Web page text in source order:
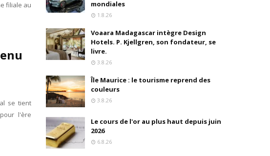
studios africains
joue sa partition
plus encadrés
comme levier stratégique
nouvelles priorités
poussent leurs pions
filiale au
se tient
l'ère
mondiales
1.8.26
Voaara Madagascar intègre Design
Hotels. P. Kjellgren, son fondateur, se
livre.
3.8.26
Île Maurice : le tourisme reprend des
couleurs
3.8.26
Le cours de l'or au plus haut depuis juin
2026
6.8.26